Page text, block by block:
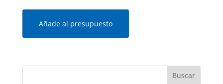
Añade al presupuesto